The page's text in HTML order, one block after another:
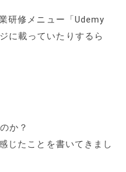
研修メニュー「Udemy
に載っていたりするら
か？
じたことを書いてきまし